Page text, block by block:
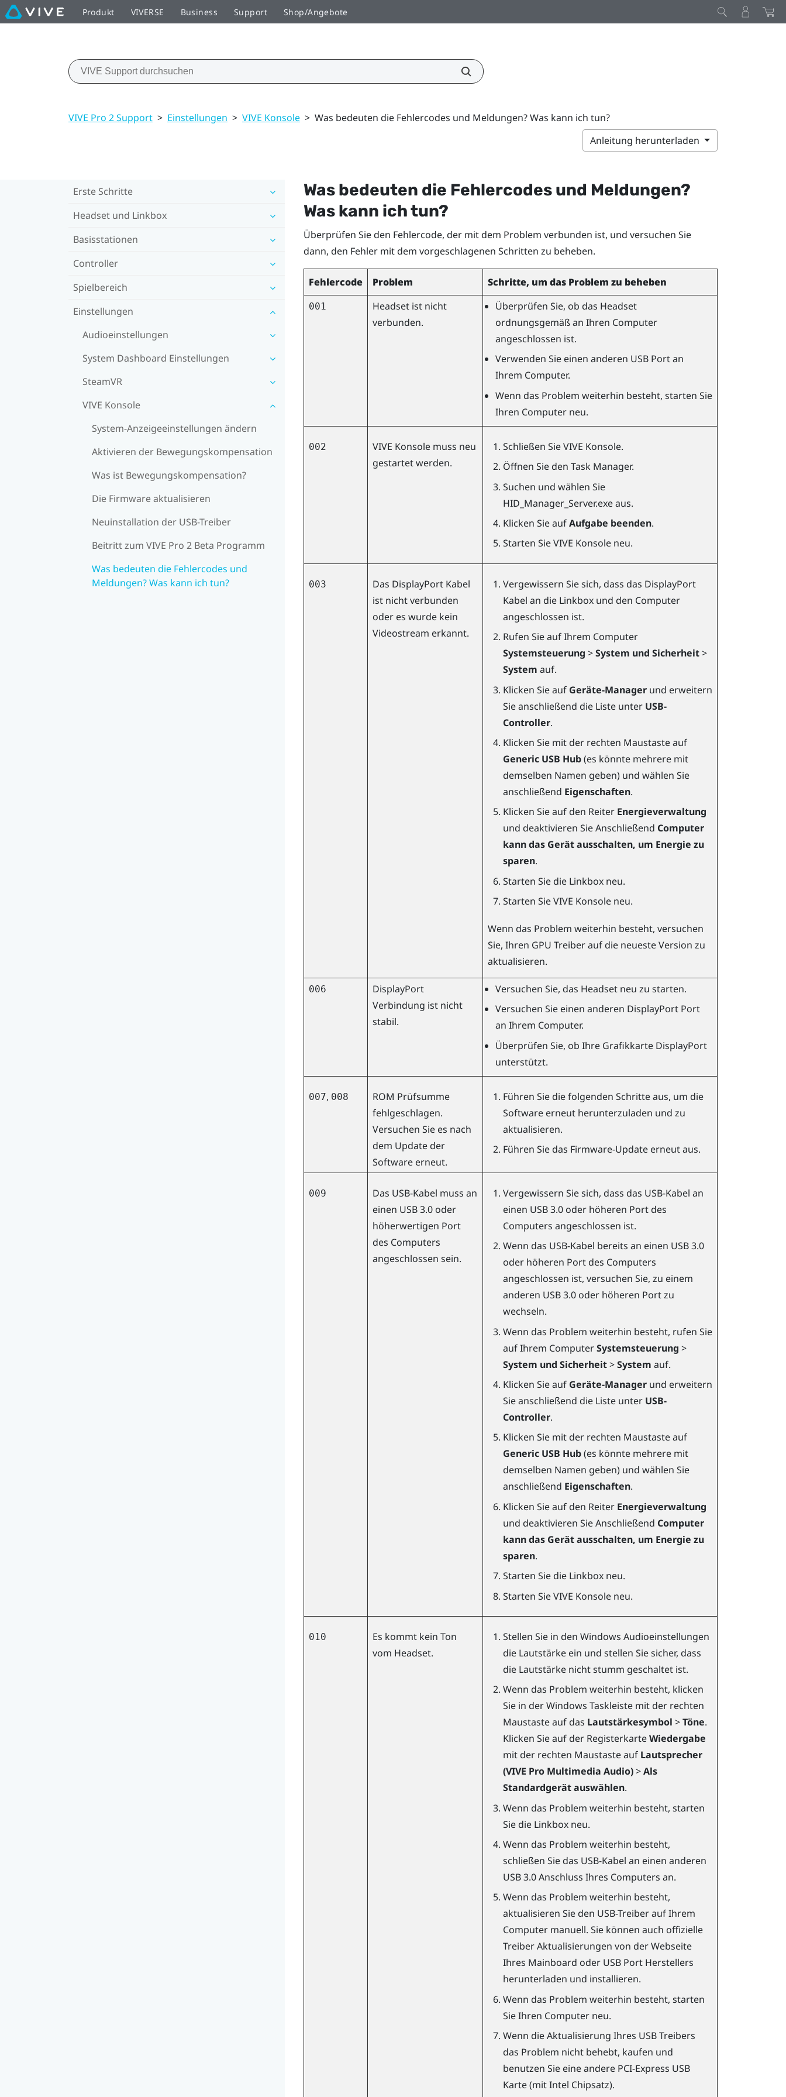
Produkt VIVERSE Business Support Shop/Angebote
VIVE Pro 2 Support > Einstellungen > VIVE Konsole > Was bedeuten die Fehlercodes und Meldungen? Was kann ich tun?
Anleitung herunterladen
Erste Schritte
Headset und Linkbox
Basisstationen
Controller
Spielbereich
Einstellungen
Audioeinstellungen
System Dashboard Einstellungen
SteamVR
VIVE Konsole
System-Anzeigeeinstellungen ändern
Aktivieren der Bewegungskompensation
Was ist Bewegungskompensation?
Die Firmware aktualisieren
Neuinstallation der USB-Treiber
Beitritt zum VIVE Pro 2 Beta Programm
Was bedeuten die Fehlercodes und
Meldungen? Was kann ich tun?
Was bedeuten die Fehlercodes und Meldungen?
Was kann ich tun?
Überprüfen Sie den Fehlercode, der mit dem Problem verbunden ist, und versuchen Sie
dann, den Fehler mit dem vorgeschlagenen Schritten zu beheben.
Fehlercode Problem Schritte, um das Problem zu beheben
001
Headset ist nicht
verbunden.
Überprüfen Sie, ob das Headset
ordnungsgemäß an Ihren Computer
angeschlossen ist.
Verwenden Sie einen anderen USB Port an
Ihrem Computer.
Wenn das Problem weiterhin besteht, starten Sie
Ihren Computer neu.
002 VIVE Konsolemuss neu
gestartet werden.
Schließen SieVIVE Konsole.
Öffnen Sie den Task Manager.
Suchen und wählen Sie
HID_Manager_Server.exeaus.
Klicken Sie aufAufgabe beenden.
Starten SieVIVE Konsoleneu.
003 Das DisplayPortKabel
ist nicht verbunden
oder es wurde kein
Videostream erkannt.
Vergewissern Sie sich, dass das DisplayPort
Kabel an die Linkbox und den Computer
angeschlossen ist.
Rufen Sie auf Ihrem Computer
Systemsteuerung >System und Sicherheit>
System auf.
Klicken Sie auf Geräte-Managerund erweitern
Sie anschließend die Liste unter USB-
Controller.
Klicken Sie mit der rechten Maustaste auf
Generic USB Hub(es könnte mehrere mit
demselben Namen geben) und wählen Sie
anschließend Eigenschaften.
Klicken Sie auf den Reiter Energieverwaltung
und deaktivieren Sie Anschließend Computer
kann das Gerät ausschalten, um Energie zu
sparen.
Starten Sie die Linkbox neu.
Starten SieVIVE Konsoleneu.
Wenn das Problem weiterhin besteht, versuchen
Sie, Ihren GPU Treiber auf die neueste Version zu
aktualisieren.
006
DisplayPort
Verbindung ist nicht
stabil.
Versuchen Sie, das Headset neu zu starten.
Versuchen Sie einen anderen DisplayPortPort
an Ihrem Computer.
Überprüfen Sie, ob Ihre Grafikkarte DisplayPort
unterstützt.
007, 008
ROM Prüfsumme
fehlgeschlagen.
Versuchen Sie es nach
dem Update der
Software erneut.
Führen Sie die folgenden Schritte aus, um die
Software erneut herunterzuladen und zu
aktualisieren.
Führen Sie das Firmware-Update erneut aus.
009
Das USB-Kabel muss an
einen USB 3.0 oder
höherwertigen Port
des Computers
angeschlossen sein.
Vergewissern Sie sich, dass das USB-Kabel an
einen USB 3.0 oder höheren Port des
Computers angeschlossen ist.
Wenn das USB-Kabel bereits an einen USB 3.0
oder höheren Port des Computers
angeschlossen ist, versuchen Sie, zu einem
anderen USB 3.0 oder höheren Port zu
wechseln.
Wenn das Problem weiterhin besteht, rufen Sie
auf Ihrem ComputerSystemsteuerung >
System und Sicherheit>System auf.
Klicken Sie auf Geräte-Managerund erweitern
Sie anschließend die Liste unter USB-
Controller.
Klicken Sie mit der rechten Maustaste auf
Generic USB Hub(es könnte mehrere mit
demselben Namen geben) und wählen Sie
anschließend Eigenschaften.
Klicken Sie auf den Reiter Energieverwaltung
und deaktivieren Sie Anschließend Computer
kann das Gerät ausschalten, um Energie zu
sparen.
Starten Sie die Linkbox neu.
Starten SieVIVE Konsoleneu.
010
Es kommt kein Ton
vom Headset.
Stellen Sie in den Windows Audioeinstellungen
die Lautstärke ein und stellen Sie sicher, dass
die Lautstärke nicht stumm geschaltet ist.
Wenn das Problem weiterhin besteht, klicken
Sie in derWindows Taskleiste mit der rechten
Maustaste auf das Lautstärkesymbol >Töne.
Klicken Sie auf der RegisterkarteWiedergabe
mit der rechten Maustaste auf Lautsprecher
(VIVE Pro Multimedia Audio)>Als
Standardgerät auswählen.
Wenn das Problem weiterhin besteht, starten
Sie die Linkbox neu.
Wenn das Problem weiterhin besteht,
schließen Sie das USB-Kabel an einen anderen
USB 3.0 Anschluss Ihres Computers an.
Wenn das Problem weiterhin besteht,
aktualisieren Sie den USB-Treiber auf Ihrem
Computer manuell. Sie können auch offizielle
Treiber Aktualisierungen von der Webseite
Ihres Mainboard oder USB Port Herstellers
herunterladen und installieren.
Wenn das Problem weiterhin besteht, starten
Sie Ihren Computer neu.
Wenn die Aktualisierung Ihres USB Treibers
das Problem nicht behebt, kaufen und
benutzen Sie eine andere PCI-Express USB
Karte (mit Intel Chipsatz).